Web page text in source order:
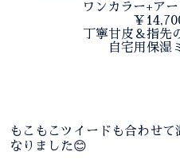
ワンカラー+ア
￥
丁寧甘皮＆指先
自宅用保湿
もこもこツイードも合わせ
なりました😊